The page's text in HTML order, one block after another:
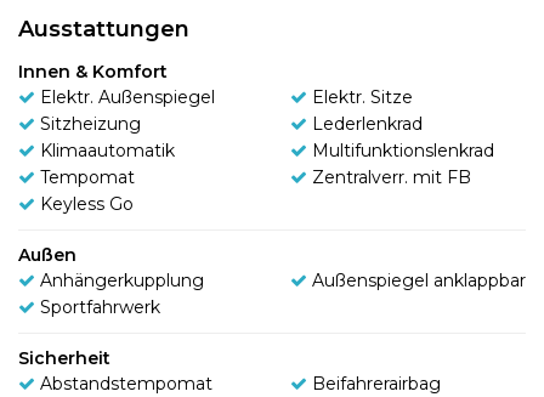
Ausstattungen
Innen & Komfort
Elektr. Außenspiegel
Elektr. Sitze
Sitzheizung
Lederlenkrad
Klimaautomatik
Multifunktionslenkrad
Tempomat
Zentralverr. mit FB
Keyless Go
Außen
Anhängerkupplung
Außenspiegel anklappbar
Sportfahrwerk
Sicherheit
Abstandstempomat
Beifahrerairbag